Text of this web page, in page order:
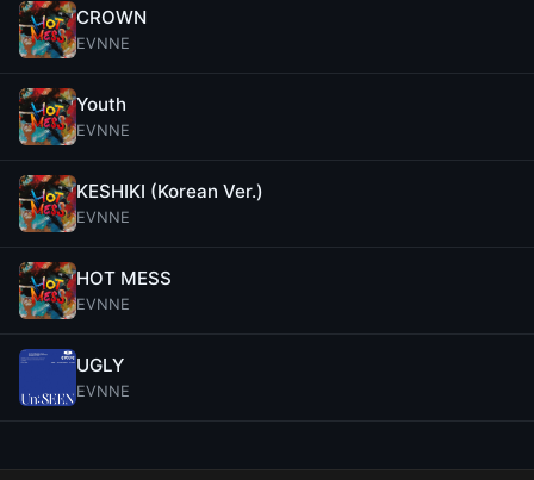
CROWN
EVNNE
Youth
EVNNE
KESHIKI (Korean Ver.)
EVNNE
HOT MESS
EVNNE
UGLY
EVNNE